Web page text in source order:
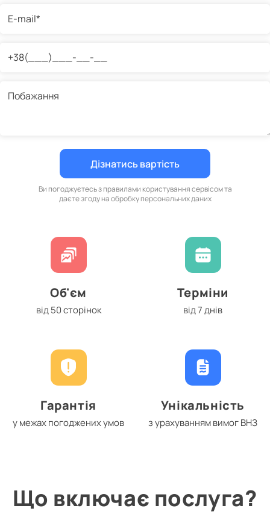
Ви погоджуєтесь з правилами користування сервісом та
даєте згоду на обробку персональних даних
Об'єм
від 50 сторінок
Гарантія
у межах погоджених умов
Терміни
від 7 днів
Унікальність
з урахуванням вимог ВНЗ
Що включає послуга?